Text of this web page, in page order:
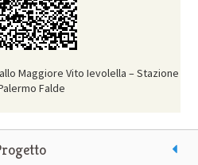
Maggiore Vito Ievolella – Stazione
Falde